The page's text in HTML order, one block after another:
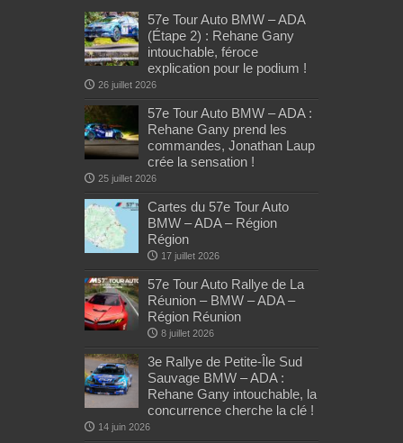
57e Tour Auto BMW – ADA
(Étape 2) : Rehane Gany
intouchable, féroce
explication pour le podium !
26 juillet 2026
57e Tour Auto BMW – ADA :
Rehane Gany prend les
commandes, Jonathan Laup
crée la sensation !
25 juillet 2026
Cartes du 57e Tour Auto
BMW – ADA – Région
Région
17 juillet 2026
57e Tour Auto Rallye de La
Réunion – BMW – ADA –
Région Réunion
8 juillet 2026
3e Rallye de Petite-Île Sud
Sauvage BMW – ADA :
Rehane Gany intouchable, la
concurrence cherche la clé !
14 juin 2026